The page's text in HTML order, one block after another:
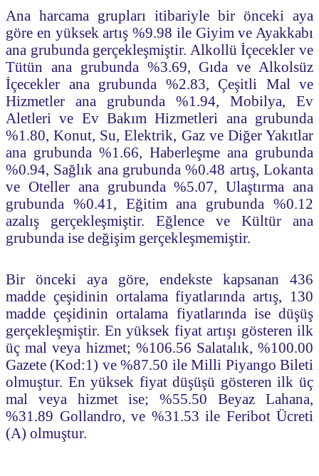
Ana harcama grupları itibariyle bir önceki aya
göre en yüksek artış %9.98 ile Giyim ve Ayakkabı
ana grubunda gerçekleşmiştir. Alkollü İçecekler ve
Tütün ana grubunda %3.69, Gıda ve Alkolsüz
İçecekler ana grubunda %2.83, Çeşitli Mal ve
Hizmetler ana grubunda %1.94, Mobilya, Ev
Aletleri ve Ev Bakım Hizmetleri ana grubunda
%1.80, Konut, Su, Elektrik, Gaz ve Diğer Yakıtlar
ana grubunda %1.66, Haberleşme ana grubunda
%0.94, Sağlık ana grubunda %0.48 artış, Lokanta
ve Oteller ana grubunda %5.07, Ulaştırma ana
grubunda %0.41, Eğitim ana grubunda %0.12
azalış gerçekleşmiştir. Eğlence ve Kültür ana
grubunda ise değişim gerçekleşmemiştir.
Bir önceki aya göre, endekste kapsanan 436
madde çeşidinin ortalama fiyatlarında artış, 130
madde çeşidinin ortalama fiyatlarında ise düşüş
gerçekleşmiştir. En yüksek fiyat artışı gösteren ilk
üç mal veya hizmet; %106.56 Salatalık, %100.00
Gazete (Kod:1) ve %87.50 ile Milli Piyango Bileti
olmuştur. En yüksek fiyat düşüşü gösteren ilk üç
mal veya hizmet ise; %55.50 Beyaz Lahana,
%31.89 Gollandro, ve %31.53 ile Feribot Ücreti
(A) olmuştur.